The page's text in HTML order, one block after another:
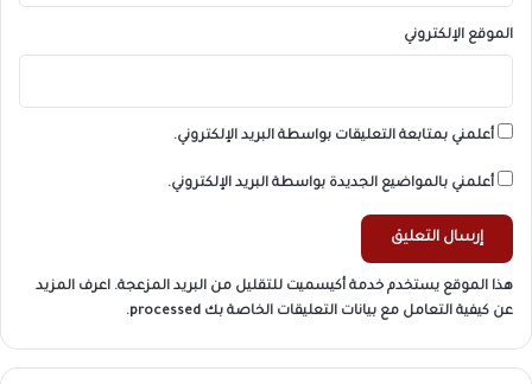
الموقع الإلكتروني
أعلمني بمتابعة التعليقات بواسطة البريد الإلكتروني.
أعلمني بالمواضيع الجديدة بواسطة البريد الإلكتروني.
هذا الموقع يستخدم خدمة أكيسميت للتقليل من البريد المزعجة. اعرف المزيد
عن كيفية التعامل مع بيانات التعليقات الخاصة بك processed
.